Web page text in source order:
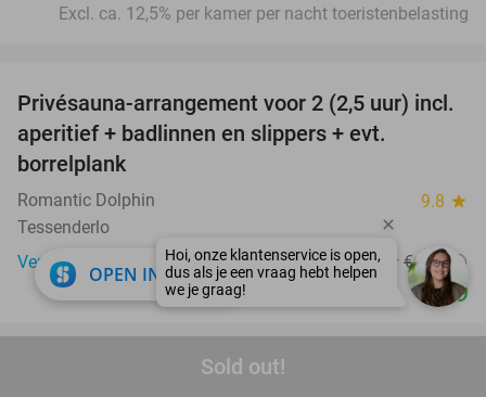
Sold out!
Excl. ca. 12,5% per kamer per nacht toeristenbelasting
34%
Privésauna-arrangement voor 2 (2,5 uur) incl.
aperitief + badlinnen en slippers + evt.
borrelplank
Romantic Dolphin 9.8 star
Tessenderlo
Verkocht: 787
Regulier €150
€99
2- of 3-gangen keuzelunch of -diner bij Caro's
OPEN IN APP close